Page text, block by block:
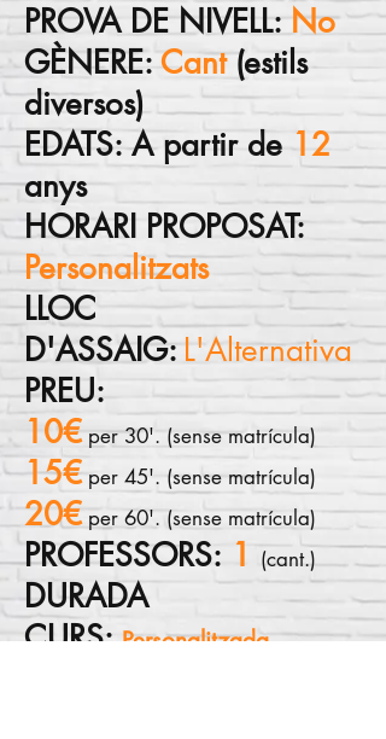
PROVA DE NIVELL: No
GÈNERE:Cant(estils
diversos)
EDATS: A partir de 12
anys
HORARI PROPOSAT:
Personalitzats
LLOC
D'ASSAIG:L'Alternativa
PREU:
10€per 30'. (sense matrícula)
15€per 45'. (sense matrícula)
20€per 60'. (sense matrícula)
PROFESSORS: 1 (cant.)
DURADA
CURS:Personalitzada.